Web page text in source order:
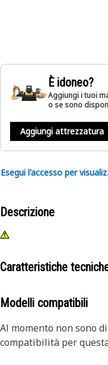
È idoneo?
Aggiungi i tuoi
o se sono
Aggiungi attrezzatura
Esegui l'accesso per
Descrizione
Caratteristiche
Modelli compatibili
Al momento non sono
compatibilità per